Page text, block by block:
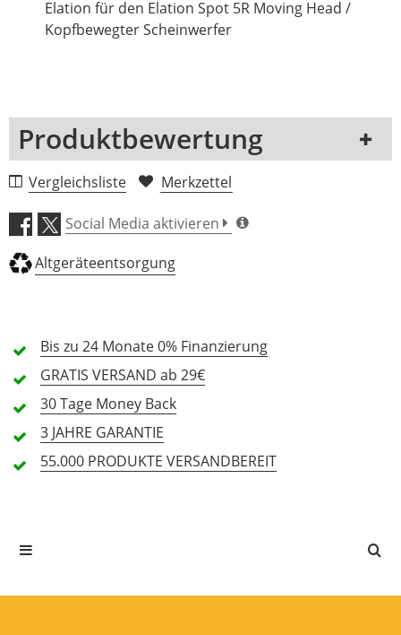
Elation für den Elation Spot 5R Moving Head /
Kopfbewegter Scheinwerfer
Produktbewertung
1 Rezension
5 Sterne
4 Sterne
3 Sterne
Alle Sprachen
In deiner Sprache gibt es noch keine Textbewertungen.
Vergleichsliste Merkzettel
Social Media aktivieren
Altgeräteentsorgung
Bis zu 24 Monate0% Finanzierung
GRATIS VERSAND ab 29€
30 Tage Money Back
3 JAHRE GARANTIE
55.000 PRODUKTE VERSANDBEREIT